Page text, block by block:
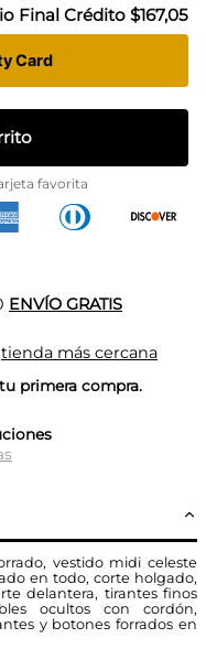
Final Crédito $167,05
Card
favorita
ENVÍO GRATIS
tienda más cercana
primera compra.
vestido midi celeste
en todo, corte holgado,
delantera, tirantes finos
ocultos con cordón,
y botones forrados en